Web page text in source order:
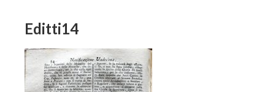
Editti14